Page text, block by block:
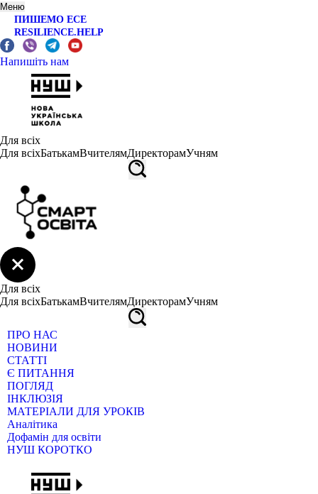
Меню
ПИШЕМО ЕСЕ
RESILIENCE.HELP
Напишіть нам
Для всіх
Для всіхБатькамВчителямДиректорамУчням
Для всіх
Для всіхБатькамВчителямДиректорамУчням
ПРО НАС
НОВИНИ
СТАТТІ
Є ПИТАННЯ
ПОГЛЯД
ІНКЛЮЗІЯ
МАТЕРІАЛИ ДЛЯ УРОКІВ
Аналітика
Дофамін для освіти
НУШ КОРОТКО